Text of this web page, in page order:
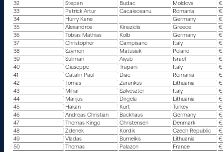
32
Stepan Budac Moldova
€
33
Patrick Artur Cacaleceanu Romania
€
34
Hurry Kane Germany
€
35
Alexandros Kinazidis Greece
€
36
Tobias Mathias Kolb Germany
€
37
Christopher Campisano Italy
€
38
Szymon Matusiak Poland
€
39
Suliman Aiyub Israel
€
40
Giuseppe Trapani Italy
€
41
Catalin Paul Diac Romania
€
42
Tomas Zarankus Lithuania
€
43
Mihai Szilveszter Italy
€
44
Marijus Dirgela Lithuania
€
45
Hakan Kurt Turkey
€
46
Andreas Christian Backhaus Germany
€
47
Thomas Kingo Christensen Denmark
€
48
Zdenek Kordik Czech Republic
€
49
Vladas Burneikis Lithuania
€
50
Thomas Palazon France
€